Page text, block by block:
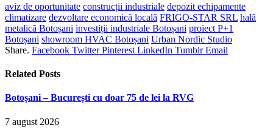
aviz de oportunitate construcții industriale depozit echipamente
climatizare dezvoltare economică locală FRIGO-STAR SRL hală
metalică Botoșani investiții industriale Botoșani proiect P+1
Botoșani showroom HVAC Botoșani Urban Nordic Studio
Share. Facebook Twitter Pinterest LinkedIn Tumblr Email
Related Posts
Botoșani – București cu doar 75 de lei la RVG
7 august 2026